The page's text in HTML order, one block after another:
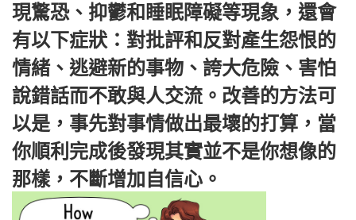
現驚恐、抑鬱和睡眠障礙等現象，還會
有以下症狀：對批評和反對產生怨恨的
情緒、逃避新的事物、誇大危險、害怕
說錯話而不敢與人交流。改善的方法可
以是，事先對事情做出最壞的打算，當
你順利完成後發現其實並不是你想像的
那樣，不斷增加自信心。